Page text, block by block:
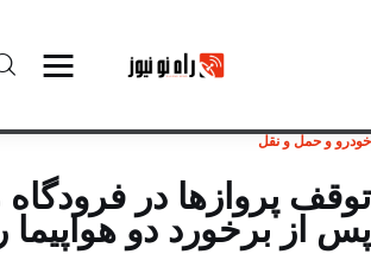
درباره راه‌ نو نیوز
خودرو و حمل و نقل
توقف پروازها در
پس از برخورد دو هواپیما